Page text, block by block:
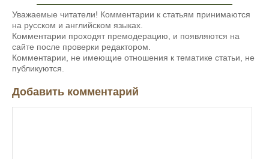
Уважаемые читатели! Комментарии к статьям принимаются
на русском и английском языках.
Комментарии проходят премодерацию, и появляются на
сайте после проверки редактором.
Комментарии, не имеющие отношения к тематике статьи, не
публикуются.
Добавить комментарий